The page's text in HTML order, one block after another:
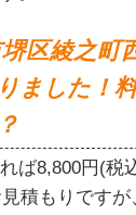
区綾之町
ました！
ば8,800円(税
積もりですが